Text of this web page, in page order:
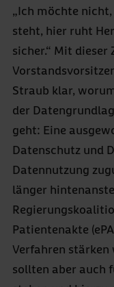
„Ich möchte
steht, hier ruht
sicher.“ Mit
Straub klar,
der
geht: Eine
Datenschutz und
Datennutzung
länger
Patientenakte
Verfahren stärken
sollten aber auch